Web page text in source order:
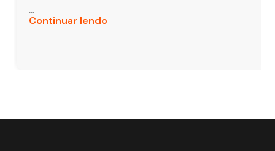
...
Continuar lendo